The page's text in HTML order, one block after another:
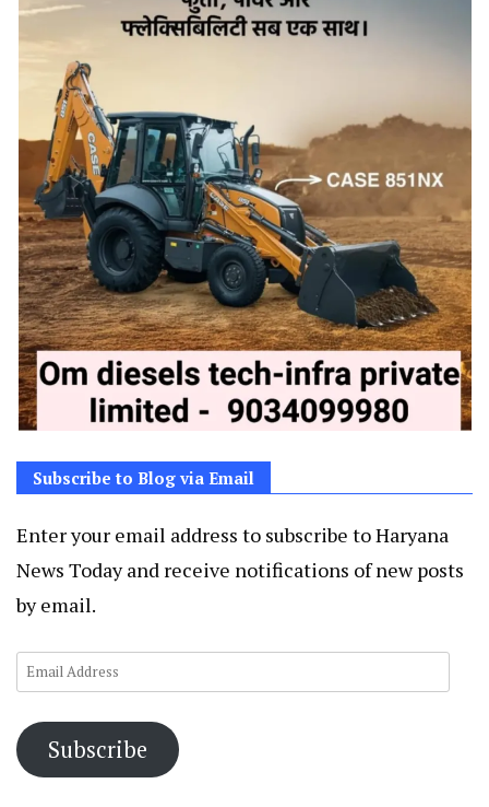
Subscribe to Blog via Email
Enter your email address to subscribe to Haryana
News Today and receive notifications of new posts
by email.
Email
Subscribe